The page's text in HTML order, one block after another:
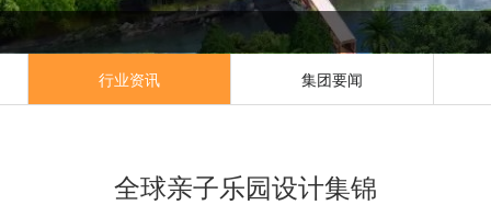
行业资讯 集团要闻
全球亲子乐园设计集锦